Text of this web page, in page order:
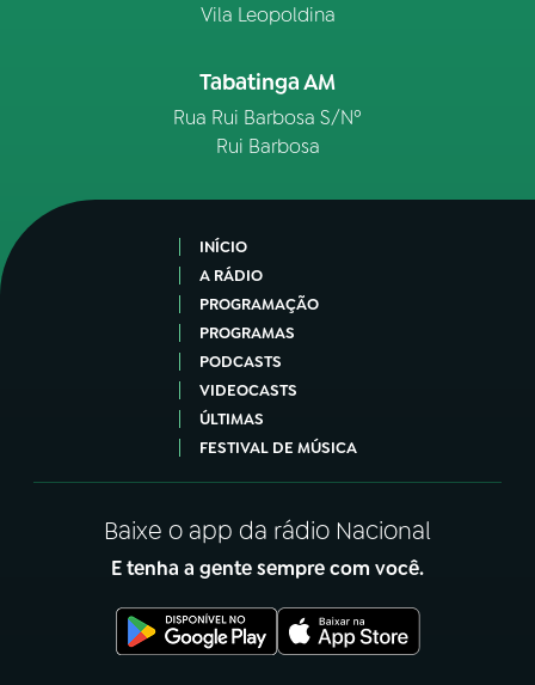
Vila Leopoldina
Tabatinga AM
Rua Rui Barbosa S/Nº
Rui Barbosa
INÍCIO
A RÁDIO
PROGRAMAÇÃO
PROGRAMAS
PODCASTS
VIDEOCASTS
ÚLTIMAS
FESTIVAL DE MÚSICA
Baixe o app da rádio Nacional
E tenha a gente sempre com você.